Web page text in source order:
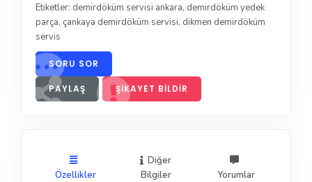
Etiketler: demirdöküm servisi ankara, demirdöküm yedek
parça, çankaya demirdöküm servisi, dikmen demirdöküm
servis
SORU SOR
PAYLAŞ ŞIKAYET BILDIR
Özellikler
Diğer
Bilgiler
Yorumlar